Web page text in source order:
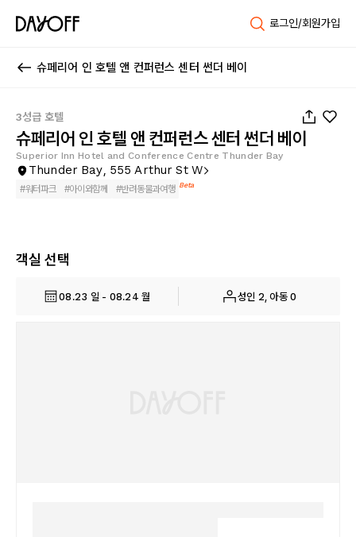
로그인/회원가입
슈페리어 인 호텔 앤 컨퍼런스 센터 썬더 베이
3성급 호텔
슈페리어 인 호텔 앤 컨퍼런스 센터 썬더 베이
Superior Inn Hotel and Conference Centre Thunder Bay
Thunder Bay, 555 Arthur St W
#워터파크 #아이와함께 #반려동물과여행 Beta
객실 선택
08.23 일 - 08.24 월 성인 2, 아동 0